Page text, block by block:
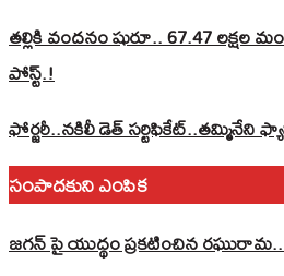
తల్లికి వందనం షురూ.. 67.47
పోస్ట్‌.!
ఫోర్జరీ..నకిలీ డెత్ సర్టిఫికేట్..తమ్మినేని
సంపాదకుని ఎంపిక
జగన్ పై యుద్థం ప్రకటించిన